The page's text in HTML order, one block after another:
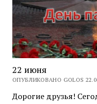
22 июня
ОПУБЛИКОВАНО GOLOS
Дорогие друзья!